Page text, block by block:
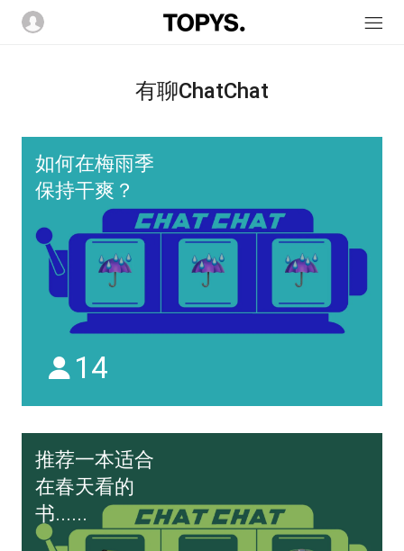
有聊ChatChat
如何在梅雨季
保持干爽？
14
推荐一本适合
在春天看的
书......